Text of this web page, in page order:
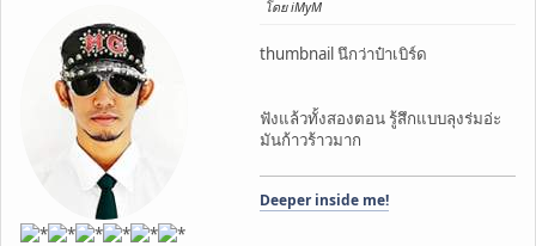
โดย iMyM
thumbnail นึกว่าป๋าเบิร์ด
ฟังแล้วทั้งสองตอน รู้สึกแบบลุงร่มอ่ะ
มันก้าวร้าวมาก
Deeper inside me!